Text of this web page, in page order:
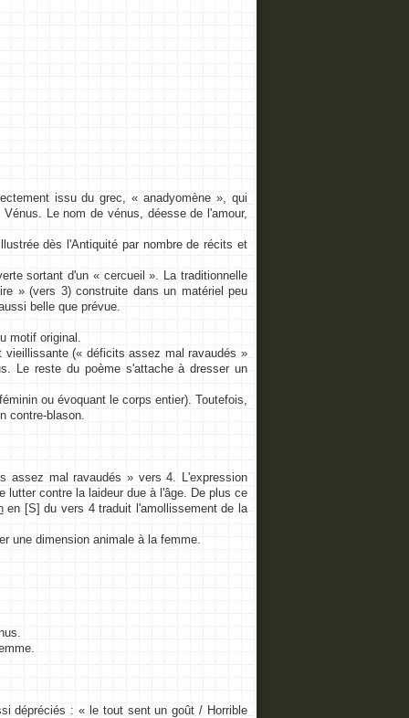
issu du grec, « anadyomène », qui
Le nom de vénus, déesse de l'amour,
dès l'Antiquité par nombre de récits et
sortant d'un « cercueil ». La traditionnelle
» (vers 3) construite dans un matériel peu
belle que prévue.
motif original.
(« déficits assez mal ravaudés »
Le reste du poème s'attache à dresser un
ou évoquant le corps entier). Toutefois,
contre-blason.
assez mal ravaudés » vers 4. L'expression
lutter contre la laideur due à l'âge. De plus ce
en [S] du vers 4 traduit l'amollissement de la
une dimension animale à la femme.
dépréciés : « le tout sent un goût / Horrible